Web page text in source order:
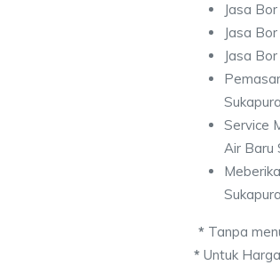
Jasa
Jasa
Jasa
Sukapura
Service
Air Baru
Sukapura
* Tanpa
* Untuk